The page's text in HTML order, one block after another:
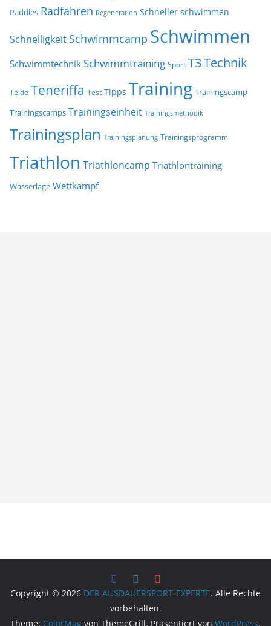
Paddles Radfahren Regeneration Schneller schwimmen
Schnelligkeit Schwimmcamp Schwimmen
Schwimmtechnik Schwimmtraining Sport T3Technik
Teide Teneriffa Test Tipps Training Trainingscamp
Trainingscamps Trainingseinheit Trainingsmethodik
Trainingsplan Trainingsplanung Trainingsprogramm
Triathlon Triathloncamp Triathlontraining
Wasserlage Wettkampf
Copyright © 2026 DER AUSDAUERSPORT-EXPERTE. Alle Rechte
vorbehalten.
Theme: ColorMag von ThemeGrill. Präsentiert von WordPress.